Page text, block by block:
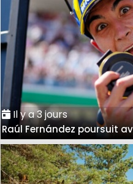
Il y a 3 jours
Raúl Fernández poursuit